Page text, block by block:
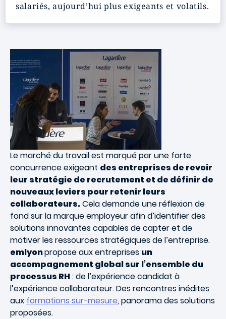
salariés, aujourd’hui plus exigeants et volatils.
Le marché du travail est marqué par une forte
concurrence exigeant des entreprises de revoir
leur stratégie de recrutement et de définir de
nouveaux leviers pour retenir leurs
collaborateurs.Cela demande une réflexion de
fond sur la marque employeur afin d’identifier des
solutions innovantes capables de capter et de
motiver les ressources stratégiques de l’entreprise.
emlyonpropose aux entreprises un
accompagnement global sur l’ensemble du
processus RH: de l’expérience candidat à
l’expérience collaborateur. Des rencontres inédites
aux formations sur-mesure, panorama des solutions
proposées.